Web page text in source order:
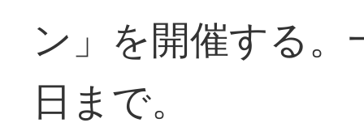
ン」を開催する
日まで。